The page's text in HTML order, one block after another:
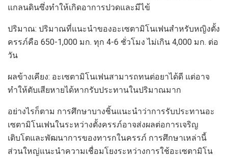
แกลนดินซึ่งทำให้เกิดอาการปวดและมีไข้
ปริมาณ: ปริมาณที่แนะนำของอะเซตามิโนเฟนสำหรับหญิงตั้ง
ครรภ์คือ 650-1,000 มก. ทุก 4-6 ชั่วโมง ไม่เกิน 4,000 มก. ต่อ
วัน
ผลข้างเคียง: อะเซตามิโนเฟนสามารถทนต่อยาได้ดี แต่อาจ
ทำให้ตับเสียหายได้หากรับประทานในปริมาณมาก
อย่างไรก็ตาม การศึกษาบางชิ้นแนะนำว่าการรับประทานอะ
เซตามิโนเฟนในระหว่างตั้งครรภ์อาจส่งผลต่อการเจริญ
เติบโตและพัฒนาการของทารกในครรภ์ การศึกษาเหล่านี้
ส่วนใหญ่แนะนำความเชื่อมโยงระหว่างการใช้อะเซตามิโน